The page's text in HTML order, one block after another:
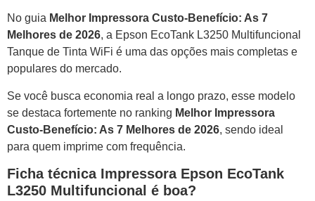
No guia Melhor Impressora Custo-Benefício: As 7
Melhores de 2026, a Epson EcoTank L3250 Multifuncional
Tanque de Tinta WiFi é uma das opções mais completas e
populares do mercado.
Se você busca economia real a longo prazo, esse modelo
se destaca fortemente no ranking Melhor Impressora
Custo-Benefício: As 7 Melhores de 2026, sendo ideal
para quem imprime com frequência.
Ficha técnica Impressora Epson EcoTank
L3250 Multifuncional é boa?